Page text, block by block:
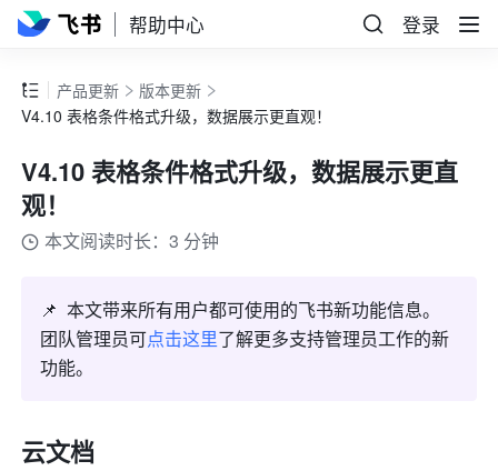
帮助中心 登录
产品更新
版本更新
V4.10 表格条件格式升级，数据展示更直观！
V4.10 表格条件格式升级，数据展示更直
观！
本文阅读时长：3 分钟
📌  本文带来所有用户都可使用的飞书新功能信息。
团队管理员可点击这里了解更多支持管理员工作的新
功能。
云文档